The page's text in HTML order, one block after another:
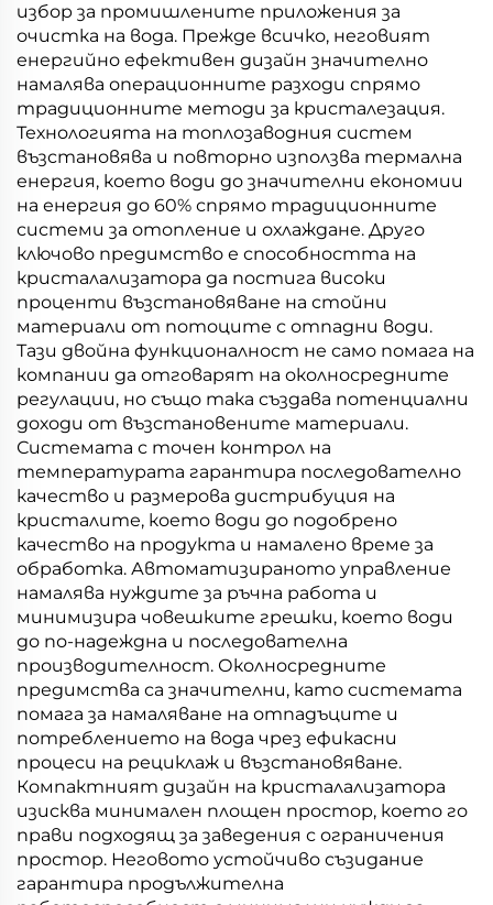
избор за промишлените приложения за
очистка на вода. Прежде всичко, неговият
енергийно ефективен дизайн значително
намалява операционните разходи спрямо
традиционните методи за кристалезация.
Технологията на топлозаводния систем
възстановява и повторно използва термална
енергия, което води до значителни економии
на енергия до 60% спрямо традиционните
системи за отопление и охлаждане. Друго
ключово предимство е способността на
кристалализатора да постига високи
проценти възстановяване на стойни
материали от потоците с отпадни води.
Тази двойна функционалност не само помага на
компании да отговарят на околносредните
регулации, но също така създава потенциални
доходи от възстановените материали.
Системата с точен контрол на
температурата гарантира последователно
качество и размерова дистрибуция на
кристалите, което води до подобрено
качество на продукта и намалено време за
обработка. Автоматизираното управление
намалява нуждите за ръчна работа и
минимизира човешките грешки, което води
до по-надеждна и последователна
производителност. Околносредните
предимства са значителни, като системата
помага за намаляване на отпадъците и
потреблението на вода чрез ефикасни
процеси на рециклаж и възстановяване.
Компактният дизайн на кристалализатора
изисква минимален площен простор, което го
прави подходящ за заведения с ограничения
простор. Неговото устойчиво съзидание
гарантира продължителна